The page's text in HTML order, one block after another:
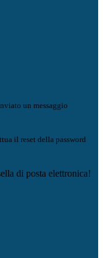
un messaggio
il reset della password
di posta elettronica!